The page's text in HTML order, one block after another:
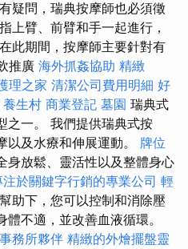
疑問，瑞典按摩師也必須徵
上臂、前臂和手一起進行，
此期間，按摩師主要針對有
推廣 海外抓姦協助 精緻
理之家 清潔公司費用明細 好
養生村 商業登記 墓園 瑞典式
之一。 我們提供瑞典式按
以及水療和伸展運動。 牌位
身放鬆、靈活性以及整體身心
注於關鍵字行銷的專業公司 輕
助下，您可以控制和消除壓
不適，並改善血液循環。
務所夥伴 精緻的外燴擺盤靈